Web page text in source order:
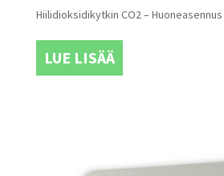
Hiilidioksidikytkin CO2 – Huoneasennus
LUE LISÄÄ